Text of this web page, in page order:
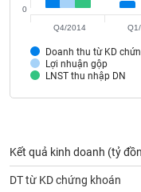
Lợi nhuận gộp
LNST thu nhập DN
Doanh thu từ KD
0
Q4/2014
Kết quả kinh doanh (tỷ
DT từ KD chứng khoán
SỨC